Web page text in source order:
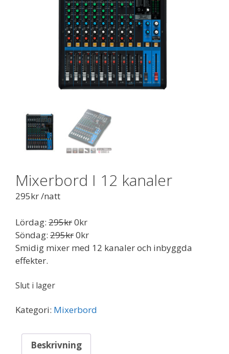
Mixerbord I 12 kanaler
295kr/natt
Lördag: 295kr0kr
Söndag: 295kr0kr
Smidig mixer med 12 kanaleroch inbyggda
effekter.
Slut i lager
Kategori: Mixerbord
Beskrivning